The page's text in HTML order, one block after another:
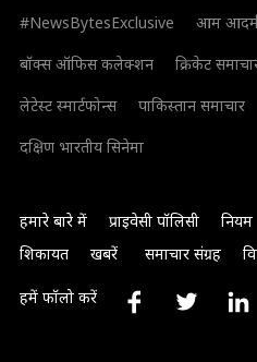
#NewsBytesExclusive
आम आदमी
बॉक्स ऑफिस कलेक्शन
क्रिकेट
लेटेस्ट स्मार्टफोन्स
पाकिस्तान समाचार
दक्षिण भारतीय सिनेमा
हमारे बारे में प्राइवेसी पॉलिसी नियम
शिकायत
खबरें समाचार संग्रह
हमें फॉलो करें